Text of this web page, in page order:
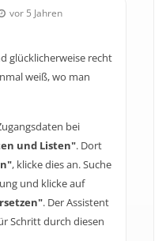
vor 5 Jahren
glücklicherweise recht
weiß, wo man
bei
und Listen". Dort
, klicke dies an. Suche
und klicke auf
. Der Assistent
Schritt durch diesen